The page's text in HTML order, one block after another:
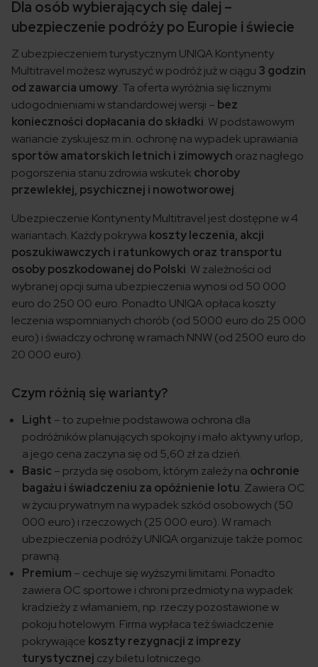
Dla osób wybierających się dalej –
ubezpieczenie podróży po Europie i świecie
Z ubezpieczeniem turystycznym UNIQA Kontynenty
Multitravel możesz wyruszyć w podróż już w ciągu 3 godzin
od zawarcia umowy. Ta oferta wyróżnia się licznymi
udogodnieniami w standardowej wersji – bez
konieczności dopłacania do składki. W podstawowym
wariancie zyskujesz m.in. ochronę na wypadek uprawiania
sportów amatorskich letnich i zimowych oraz nagłego
pogorszenia stanu zdrowia wskutek choroby
przewlekłej, psychicznej i nowotworowej.
Ubezpieczenie Kontynenty Multitravel jest dostępne w 4
wariantach. Każdy pokrywa koszty leczenia, akcji
poszukiwawczych i ratunkowych oraz transportu
osoby poszkodowanej do Polski. W zależności od
wybranej opcji suma ubezpieczenia wynosi od 50 000
euro do 250 00 euro. Ponadto UNIQA opłaca koszty
leczenia wspomnianych chorób (od 5000 euro do 25 000
euro) i świadczy ochronę w ramach NNW (od 2500 euro do
20 000 euro).
Czym różnią się warianty?
Light – to zupełnie podstawowa ochrona dla
podróżników planujących spokojny i mało aktywny urlop,
a jego cena zaczyna się od 5,60 zł za dzień.
Basic – przyda się osobom, którym zależy na ochronie
bagażu i świadczeniu za opóźnienie lotu. Zawiera OC
w życiu prywatnym na wypadek szkód osobowych (50
000 euro) i rzeczowych (25 000 euro). W ramach
ubezpieczenia podróży UNIQA organizuje także pomoc
prawną.
Premium – cechuje się wyższymi limitami. Ponadto
zawiera OC sportowe i chroni przedmioty na wypadek
kradzieży z włamaniem, np. rzeczy pozostawione w
pokoju hotelowym. Firma wypłaca też świadczenie
pokrywające koszty rezygnacji z imprezy
turystycznej czy biletu lotniczego.